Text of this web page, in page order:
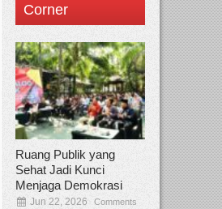
Corner
Ruang Publik yang
Sehat Jadi Kunci
Menjaga Demokrasi
Jun 22, 2026
Comments